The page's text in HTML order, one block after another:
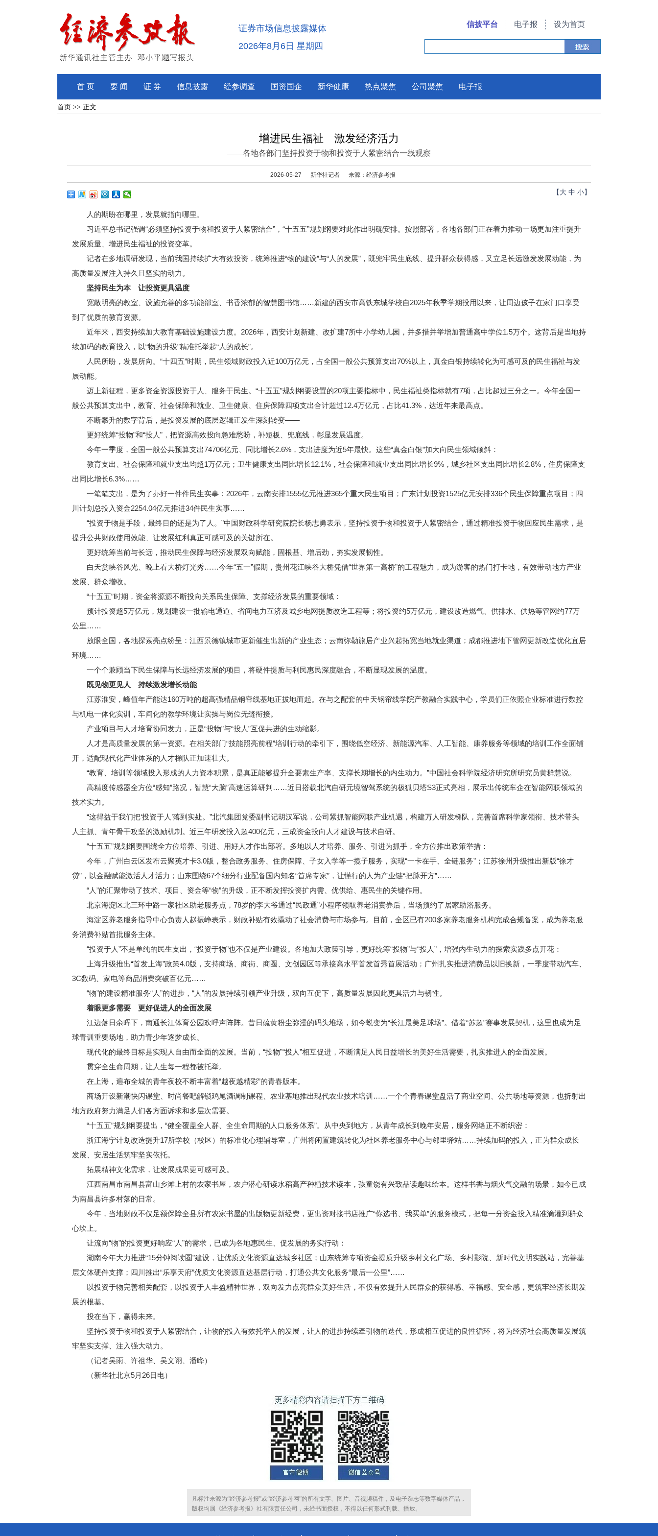
证券市场信息披露媒体
2026年8月6日 星期四
信披平台 电子报 设为首页
首 页 要 闻 证 券 信息披露 经参调查 国资国企 新华健康 热点聚焦 公司聚焦 电子报
首页 >> 正文
增进民生福祉 激发经济活力
——各地各部门坚持投资于物和投资于人紧密结合一线观察
2026-05-27 新华社记者 来源：经济参考报
【 大 中 小】
人的期盼在哪里，发展就指向哪里。
习近平总书记强调“必须坚持投资于物和投资于人紧密结合”，“十五五”规划纲要对此作出明确安排。按照部署，各地各部门正在着力推动一场更加注重提升
发展质量、增进民生福祉的投资变革。
记者在多地调研发现，当前我国持续扩大有效投资，统筹推进“物的建设”与“人的发展”，既兜牢民生底线、提升群众获得感，又立足长远激发发展动能，为
高质量发展注入持久且坚实的动力。
坚持民生为本 让投资更具温度
宽敞明亮的教室、设施完善的多功能部室、书香浓郁的智慧图书馆……新建的西安市高铁东城学校自2025年秋季学期投用以来，让周边孩子在家门口享受
到了优质的教育资源。
近年来，西安持续加大教育基础设施建设力度。2026年，西安计划新建、改扩建7所中小学幼儿园，并多措并举增加普通高中学位1.5万个。这背后是当地持
续加码的教育投入，以“物的升级”精准托举起“人的成长”。
人民所盼，发展所向。“十四五”时期，民生领域财政投入近100万亿元，占全国一般公共预算支出70%以上，真金白银持续转化为可感可及的民生福祉与发
展动能。
迈上新征程，更多资金资源投资于人、服务于民生。“十五五”规划纲要设置的20项主要指标中，民生福祉类指标就有7项，占比超过三分之一。今年全国一
般公共预算支出中，教育、社会保障和就业、卫生健康、住房保障四项支出合计超过12.4万亿元，占比41.3%，达近年来最高点。
不断攀升的数字背后，是投资发展的底层逻辑正发生深刻转变——
更好统筹“投物”和“投人”，把资源高效投向急难愁盼，补短板、兜底线，彰显发展温度。
今年一季度，全国一般公共预算支出74706亿元、同比增长2.6%，支出进度为近5年最快。这些“真金白银”加大向民生领域倾斜：
教育支出、社会保障和就业支出均超1万亿元；卫生健康支出同比增长12.1%，社会保障和就业支出同比增长9%，城乡社区支出同比增长2.8%，住房保障支
出同比增长6.3%……
一笔笔支出，是为了办好一件件民生实事：2026年，云南安排1555亿元推进365个重大民生项目；广东计划投资1525亿元安排336个民生保障重点项目；四
川计划总投入资金2254.04亿元推进34件民生实事……
“投资于物是手段，最终目的还是为了人。”中国财政科学研究院院长杨志勇表示，坚持投资于物和投资于人紧密结合，通过精准投资于物回应民生需求，是
提升公共财政使用效能、让发展红利真正可感可及的关键所在。
更好统筹当前与长远，推动民生保障与经济发展双向赋能，固根基、增后劲，夯实发展韧性。
白天赏峡谷风光、晚上看大桥灯光秀……今年“五一”假期，贵州花江峡谷大桥凭借“世界第一高桥”的工程魅力，成为游客的热门打卡地，有效带动地方产业
发展、群众增收。
“十五五”时期，资金将源源不断投向关系民生保障、支撑经济发展的重要领域：
预计投资超5万亿元，规划建设一批输电通道、省间电力互济及城乡电网提质改造工程等；将投资约5万亿元，建设改造燃气、供排水、供热等管网约77万
公里……
放眼全国，各地探索亮点纷呈：江西景德镇城市更新催生出新的产业生态；云南弥勒旅居产业兴起拓宽当地就业渠道；成都推进地下管网更新改造优化宜居
环境……
一个个兼顾当下民生保障与长远经济发展的项目，将硬件提质与利民惠民深度融合，不断显现发展的温度。
既见物更见人 持续激发增长动能
江苏淮安，峰值年产能达160万吨的超高强精品钢帘线基地正拔地而起。在与之配套的中天钢帘线学院产教融合实践中心，学员们正依照企业标准进行数控
与机电一体化实训，车间化的教学环境让实操与岗位无缝衔接。
产业项目与人才培育协同发力，正是“投物”与“投人”互促共进的生动缩影。
人才是高质量发展的第一资源。在相关部门“技能照亮前程”培训行动的牵引下，围绕低空经济、新能源汽车、人工智能、康养服务等领域的培训工作全面铺
开，适配现代化产业体系的人才梯队正加速壮大。
“教育、培训等领域投入形成的人力资本积累，是真正能够提升全要素生产率、支撑长期增长的内生动力。”中国社会科学院经济研究所研究员黄群慧说。
高精度传感器全方位“感知”路况，智慧“大脑”高速运算研判……近日搭载北汽自研元境智驾系统的极狐贝塔S3正式亮相，展示出传统车企在智能网联领域的
技术实力。
“这得益于我们把‘投资于人’落到实处。”北汽集团党委副书记胡汉军说，公司紧抓智能网联产业机遇，构建万人研发梯队，完善首席科学家领衔、技术带头
人主抓、青年骨干攻坚的激励机制。近三年研发投入超400亿元，三成资金投向人才建设与技术自研。
“十五五”规划纲要围绕全方位培养、引进、用好人才作出部署。多地以人才培养、服务、引进为抓手，全方位推出政策举措：
今年，广州白云区发布云聚英才卡3.0版，整合政务服务、住房保障、子女入学等一揽子服务，实现“一卡在手、全链服务”；江苏徐州升级推出新版“徐才
贷”，以金融赋能激活人才活力；山东围绕67个细分行业配备国内知名“首席专家”，让懂行的人为产业链“把脉开方”……
“人”的汇聚带动了技术、项目、资金等“物”的升级，正不断发挥投资扩内需、优供给、惠民生的关键作用。
北京海淀区北三环中路一家社区助老服务点，78岁的李大爷通过“民政通”小程序领取养老消费券后，当场预约了居家助浴服务。
海淀区养老服务指导中心负责人赵振峥表示，财政补贴有效撬动了社会消费与市场参与。目前，全区已有200多家养老服务机构完成合规备案，成为养老服
务消费补贴首批服务主体。
“投资于人”不是单纯的民生支出，“投资于物”也不仅是产业建设。各地加大政策引导，更好统筹“投物”与“投人”，增强内生动力的探索实践多点开花：
上海升级推出“首发上海”政策4.0版，支持商场、商街、商圈、文创园区等承接高水平首发首秀首展活动；广州扎实推进消费品以旧换新，一季度带动汽车、
3C数码、家电等商品消费突破百亿元……
“物”的建设精准服务“人”的进步，“人”的发展持续引领产业升级，双向互促下，高质量发展因此更具活力与韧性。
着眼更多需要 更好促进人的全面发展
江边落日余晖下，南通长江体育公园欢呼声阵阵。昔日硫黄粉尘弥漫的码头堆场，如今蜕变为“长江最美足球场”。借着“苏超”赛事发展契机，这里也成为足
球青训重要场地，助力青少年逐梦成长。
现代化的最终目标是实现人自由而全面的发展。当前，“投物”“投人”相互促进，不断满足人民日益增长的美好生活需要，扎实推进人的全面发展。
贯穿全生命周期，让人生每一程都被托举。
在上海，遍布全城的青年夜校不断丰富着“越夜越精彩”的青春版本。
商场开设新潮快闪课堂、时尚餐吧解锁鸡尾酒调制课程、农业基地推出现代农业技术培训……一个个青春课堂盘活了商业空间、公共场地等资源，也折射出
地方政府努力满足人们各方面诉求和多层次需要。
“十五五”规划纲要提出，“健全覆盖全人群、全生命周期的人口服务体系”。从中央到地方，从青年成长到晚年安居，服务网络正不断织密：
浙江海宁计划改造提升17所学校（校区）的标准化心理辅导室，广州将闲置建筑转化为社区养老服务中心与邻里驿站……持续加码的投入，正为群众成长
发展、安居生活筑牢坚实依托。
拓展精神文化需求，让发展成果更可感可及。
江西南昌市南昌县富山乡滩上村的农家书屋，农户潜心研读水稻高产种植技术读本，孩童饶有兴致品读趣味绘本。这样书香与烟火气交融的场景，如今已成
为南昌县许多村落的日常。
今年，当地财政不仅足额保障全县所有农家书屋的出版物更新经费，更出资对接书店推广“你选书、我买单”的服务模式，把每一分资金投入精准滴灌到群众
心坎上。
让流向“物”的投资更好响应“人”的需求，已成为各地惠民生、促发展的务实行动：
湖南今年大力推进“15分钟阅读圈”建设，让优质文化资源直达城乡社区；山东统筹专项资金提质升级乡村文化广场、乡村影院、新时代文明实践站，完善基
层文体硬件支撑；四川推出“乐享天府”优质文化资源直达基层行动，打通公共文化服务“最后一公里”……
以投资于物完善相关配套，以投资于人丰盈精神世界，双向发力点亮群众美好生活，不仅有效提升人民群众的获得感、幸福感、安全感，更筑牢经济长期发
展的根基。
投在当下，赢得未来。
坚持投资于物和投资于人紧密结合，让物的投入有效托举人的发展，让人的进步持续牵引物的迭代，形成相互促进的良性循环，将为经济社会高质量发展筑
牢坚实支撑、注入强大动力。
（记者吴雨、许祖华、吴文诩、潘晔）
（新华社北京5月26日电）
凡标注来源为“经济参考报”或“经济参考网”的所有文字、图片、音视频稿件，及电子杂志等数字媒体产品，
版权均属《经济参考报》社有限责任公司，未经书面授权，不得以任何形式刊载、播放。